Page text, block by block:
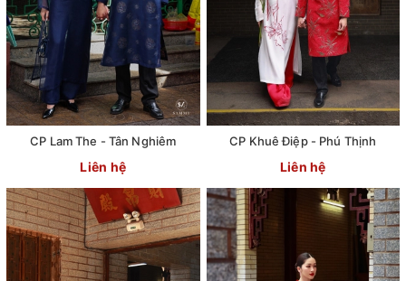
CP Lam The - Tân Nghiêm
Liên hệ
CP Khuê Điệp - Phú Thịnh
Liên hệ